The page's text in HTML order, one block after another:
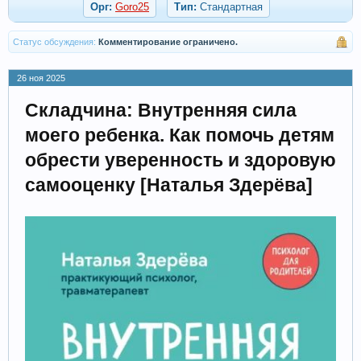
Орг: Goro25 Тип: Стандартная
Статус обсуждения: Комментирование ограничено.
26 ноя 2025
Складчина: Внутренняя сила
моего ребенка. Как помочь детям
обрести уверенность и здоровую
самооценку [Наталья Здерёва]